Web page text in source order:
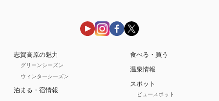
志賀高原の魅力
グリーンシーズン
ウィンターシーズン
泊まる・宿情報
食べる・買う
温泉情報
スポット
ビュースポット